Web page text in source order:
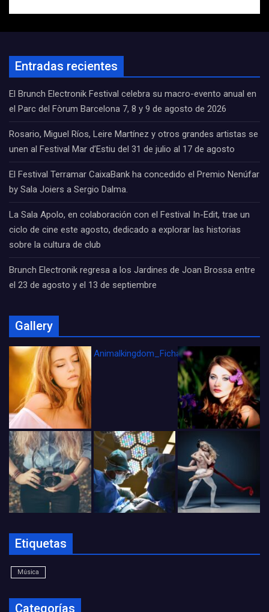
Entradas recientes
El Brunch Electronik Festival celebra su macro-evento anual en
el Parc del Fòrum Barcelona 7, 8 y 9 de agosto de 2026
Rosario, Miguel Ríos, Leire Martínez y otros grandes artistas se
unen al Festival Mar d’Estiu del 31 de julio al 17 de agosto
El Festival Terramar CaixaBank ha concedido el Premio Nenúfar
by Sala Joiers a Sergio Dalma.
La Sala Apolo, en colaboración con el Festival In-Edit, trae un
ciclo de cine este agosto, dedicado a explorar las historias
sobre la cultura de club
Brunch Electronik regresa a los Jardines de Joan Brossa entre
el 23 de agosto y el 13 de septiembre
Gallery
Animalkingdom_FichaCine
Etiquetas
Música
Categorías